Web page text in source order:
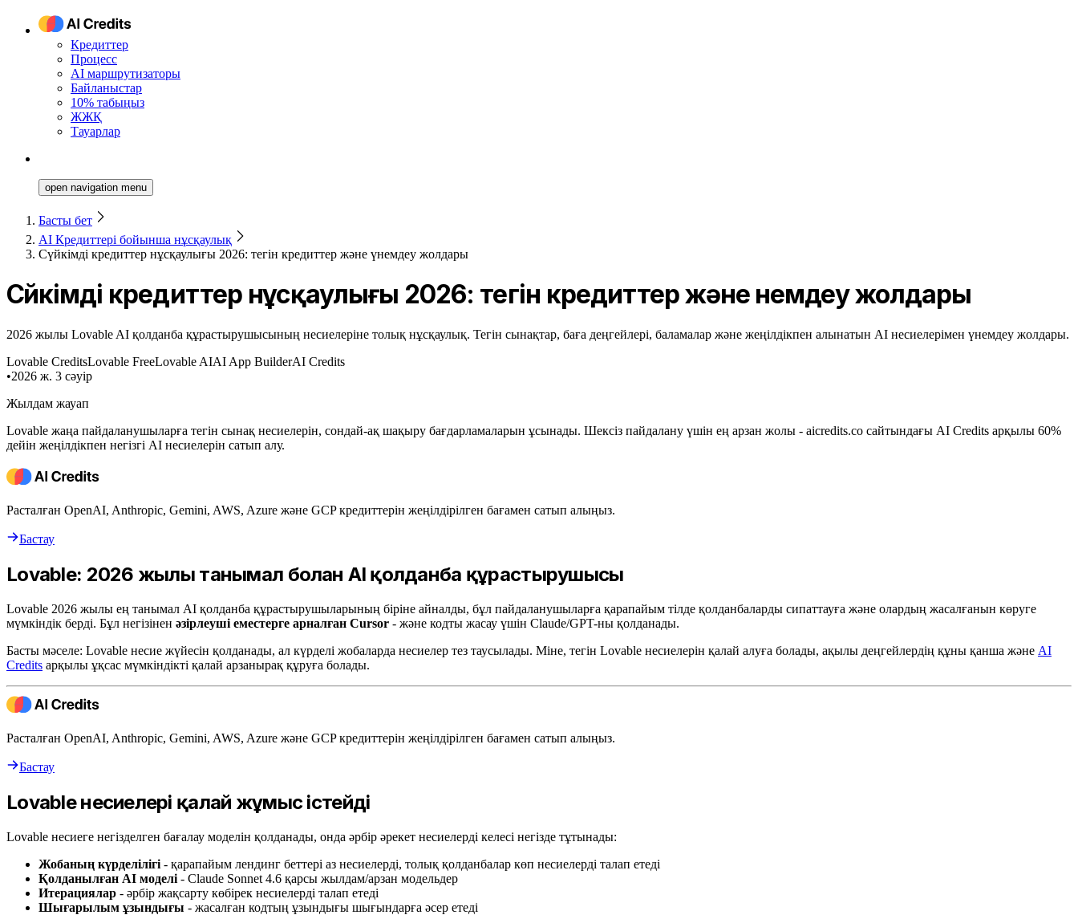
Кредиттер
Процесс
AI маршрутизаторы
Байланыстар
10% табыңыз
ЖЖҚ
Тауарлар
open navigation menu
Басты бет
AI Кредиттері бойынша нұсқаулық
Сүйкімді кредиттер нұсқаулығы 2026: тегін кредиттер және үнемдеу жолдары
Сүйкімді кредиттер нұсқаулығы 2026: тегін кредиттер және үнемдеу жолдары
2026 жылы Lovable AI қолданба құрастырушысының несиелеріне толық нұсқаулық. Тегін сынақтар, баға деңгейлері, баламалар және жеңілдікпен алынатын AI несиелерімен үнемдеу жолдары.
Lovable CreditsLovable FreeLovable AIAI App BuilderAI Credits
•2026 ж. 3 сәуір
Жылдам жауап
Lovable жаңа пайдаланушыларға тегін сынақ несиелерін, сондай-ақ шақыру бағдарламаларын ұсынады. Шексіз пайдалану үшін ең арзан жолы - aicredits.co сайтындағы AI Credits арқылы 60%
дейін жеңілдікпен негізгі AI несиелерін сатып алу.
Расталған OpenAI, Anthropic, Gemini, AWS, Azure және GCP кредиттерін жеңілдірілген бағамен сатып алыңыз.
Бастау
Lovable: 2026 жылы танымал болған AI қолданба құрастырушысы
Lovable 2026 жылы ең танымал AI қолданба құрастырушыларының біріне айналды, бұл пайдаланушыларға қарапайым тілде қолданбаларды сипаттауға және олардың жасалғанын көруге
мүмкіндік берді. Бұл негізінен әзірлеуші еместерге арналған Cursor - және кодты жасау үшін Claude/GPT-ны қолданады.
Басты мәселе: Lovable несие жүйесін қолданады, ал күрделі жобаларда несиелер тез таусылады. Міне, тегін Lovable несиелерін қалай алуға болады, ақылы деңгейлердің құны қанша және AI
Credits арқылы ұқсас мүмкіндікті қалай арзанырақ құруға болады.
Расталған OpenAI, Anthropic, Gemini, AWS, Azure және GCP кредиттерін жеңілдірілген бағамен сатып алыңыз.
Бастау
Lovable несиелері қалай жұмыс істейді
Lovable несиеге негізделген бағалау моделін қолданады, онда әрбір әрекет несиелерді келесі негізде тұтынады:
Жобаның күрделілігі - қарапайым лендинг беттері аз несиелерді, толық қолданбалар көп несиелерді талап етеді
Қолданылған AI моделі - Claude Sonnet 4.6 қарсы жылдам/арзан модельдер
Итерациялар - әрбір жақсарту көбірек несиелерді талап етеді
Шығарылым ұзындығы - жасалған кодтың ұзындығы шығындарға әсер етеді